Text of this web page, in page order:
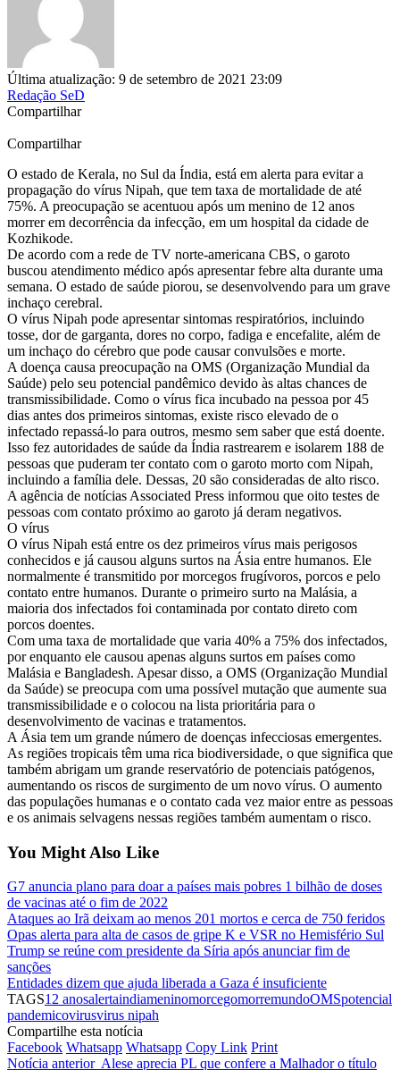
Última atualização: 9 de setembro de 2021 23:09
Redação SeD
Compartilhar
Compartilhar
O estado de Kerala, no Sul da Índia, está em alerta para evitar a
propagação do vírus Nipah, que tem taxa de mortalidade de até
75%. A preocupação se acentuou após um menino de 12 anos
morrer em decorrência da infecção, em um hospital da cidade de
Kozhikode.
De acordo com a rede de TV norte-americana CBS, o garoto
buscou atendimento médico após apresentar febre alta durante uma
semana. O estado de saúde piorou, se desenvolvendo para um grave
inchaço cerebral.
O vírus Nipah pode apresentar sintomas respiratórios, incluindo
tosse, dor de garganta, dores no corpo, fadiga e encefalite, além de
um inchaço do cérebro que pode causar convulsões e morte.
A doença causa preocupação na OMS (Organização Mundial da
Saúde) pelo seu potencial pandêmico devido às altas chances de
transmissibilidade. Como o vírus fica incubado na pessoa por 45
dias antes dos primeiros sintomas, existe risco elevado de o
infectado repassá-lo para outros, mesmo sem saber que está doente.
Isso fez autoridades de saúde da Índia rastrearem e isolarem 188 de
pessoas que puderam ter contato com o garoto morto com Nipah,
incluindo a família dele. Dessas, 20 são consideradas de alto risco.
A agência de notícias Associated Press informou que oito testes de
pessoas com contato próximo ao garoto já deram negativos.
O vírus
O vírus Nipah está entre os dez primeiros vírus mais perigosos
conhecidos e já causou alguns surtos na Ásia entre humanos. Ele
normalmente é transmitido por morcegos frugívoros, porcos e pelo
contato entre humanos. Durante o primeiro surto na Malásia, a
maioria dos infectados foi contaminada por contato direto com
porcos doentes.
Com uma taxa de mortalidade que varia 40% a 75% dos infectados,
por enquanto ele causou apenas alguns surtos em países como
Malásia e Bangladesh. Apesar disso, a OMS (Organização Mundial
da Saúde) se preocupa com uma possível mutação que aumente sua
transmissibilidade e o colocou na lista prioritária para o
desenvolvimento de vacinas e tratamentos.
A Ásia tem um grande número de doenças infecciosas emergentes.
As regiões tropicais têm uma rica biodiversidade, o que significa que
também abrigam um grande reservatório de potenciais patógenos,
aumentando os riscos de surgimento de um novo vírus. O aumento
das populações humanas e o contato cada vez maior entre as pessoas
e os animais selvagens nessas regiões também aumentam o risco.
You Might Also Like
G7 anuncia plano para doar a países mais pobres 1 bilhão de doses
de vacinas até o fim de 2022
Ataques ao Irã deixam ao menos 201 mortos e cerca de 750 feridos
Opas alerta para alta de casos de gripe K e VSR no Hemisfério Sul
Trump se reúne com presidente da Síria após anunciar fim de
sanções
Entidades dizem que ajuda liberada a Gaza é insuficiente
TAGS12 anosalertaindiameninomorcegomorremundoOMSpotencial
pandemicovirusvirus nipah
Compartilhe esta notícia
Facebook Whatsapp Whatsapp Copy Link Print
Notícia anterior Alese aprecia PL que confere a Malhador o título